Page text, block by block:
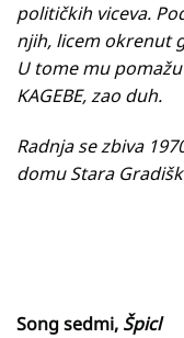
političkih viceva.
njih, licem okrenut
U tome mu
KAGEBE, zao duh.
Radnja se zbiva
domu Stara
Song sedmi, Špicl